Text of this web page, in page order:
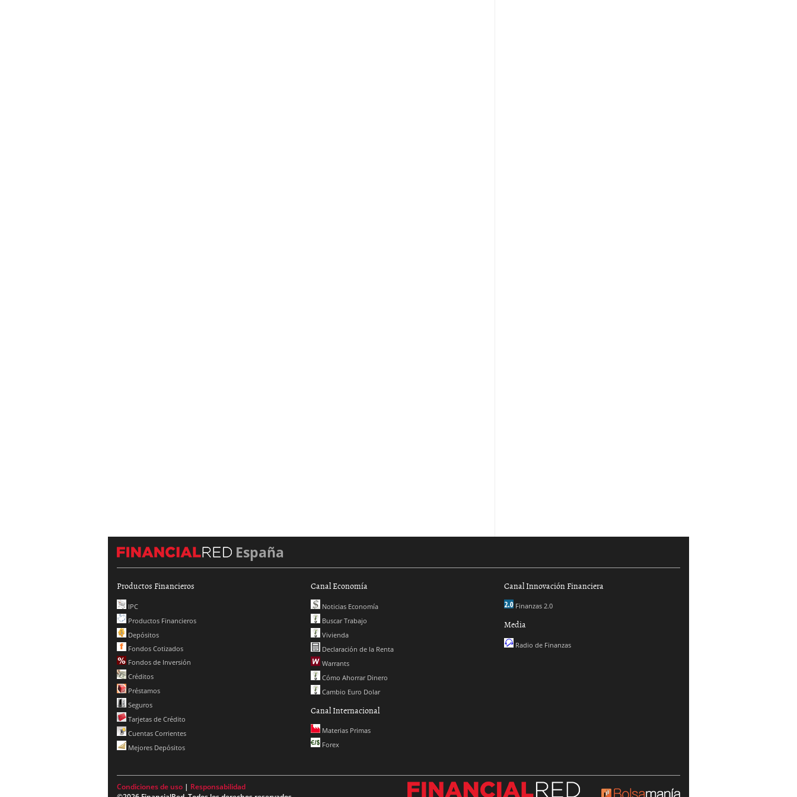
España
Productos Financieros
IPC
Productos Financieros
Depósitos
Fondos Cotizados
Fondos de Inversión
Créditos
Préstamos
Seguros
Tarjetas de Crédito
Cuentas Corrientes
Mejores Depósitos
Canal Economía
Noticias Economía
Buscar Trabajo
Vivienda
Declaración de la Renta
Warrants
Cómo Ahorrar Dinero
Cambio Euro Dolar
Canal Internacional
Materias Primas
Forex
Canal Innovación Financiera
Finanzas 2.0
Media
Radio de Finanzas
Condiciones de uso | Responsabilidad